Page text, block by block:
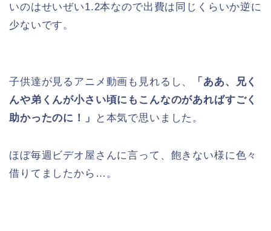
いのはせいぜい1.2本なので出費は同じくらいか逆に
少ないです。
子供達が見るアニメ動画も見れるし、
「ああ、兄く
んや弟くんが小さい頃にもこんなのがあればすごく
助かったのに！」
と本気で思いました。
ほぼ毎週ビデオ屋さんに言って、飽きない様に色々
借りてましたから…。